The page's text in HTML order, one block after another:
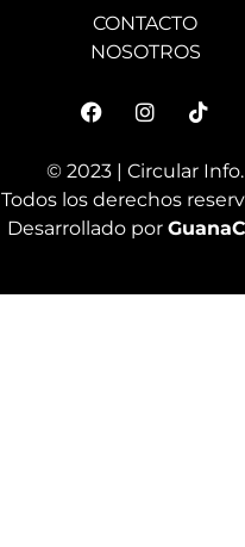
CONTACTO
NOSOTROS
© 2023 | Circular Info.
Todos los derechos
Desarrollado por